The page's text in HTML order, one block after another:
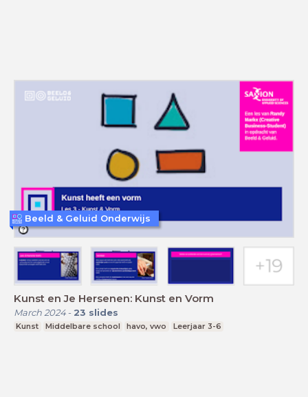
Kunst en Je Hersenen: Kunst en Vorm
March 2024- 23 slides
Kunst Middelbare school havo, vwo Leerjaar 3-6
Beeld & Geluid Onderwijs